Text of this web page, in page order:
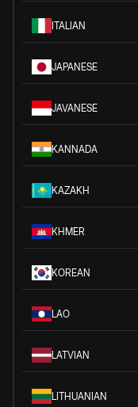
ITALIAN
JAPANESE
JAVANESE
KANNADA
KAZAKH
KHMER
KOREAN
LAO
LATVIAN
LITHUANIAN